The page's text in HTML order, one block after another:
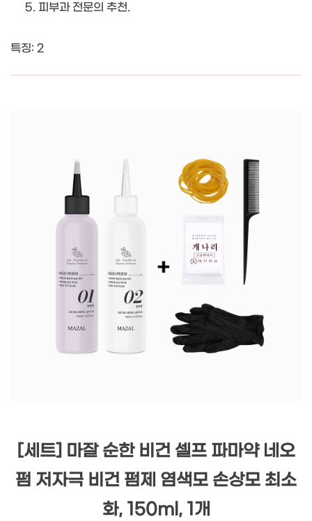
피부과 전문의 추천.
특징: 2
[세트] 마잘 순한 비건 셀프 파마약 네오
펌 저자극 비건 펌제 염색모 손상모 최소
화, 150ml, 1개